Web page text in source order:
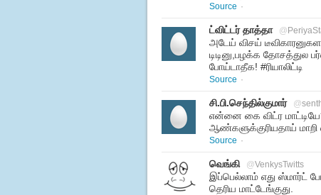
Source ·
ட்விட்டர் தாத்தா @
அடேய் விசய்
டிடினு,பழக்க தோசத்துல
போய்டாதீக! #ரியாலிட்டி
Source ·
சி.பி.செந்தில்குமார் @
என்னை கை விட்ர
ஆண்களுக்குரியதாய் மாறி
Source ·
வெங்கி @VenkysTwitts
இப்பெல்லாம் எது ஸ்மார்ட்
தெரிய மாட்டேங்குது.